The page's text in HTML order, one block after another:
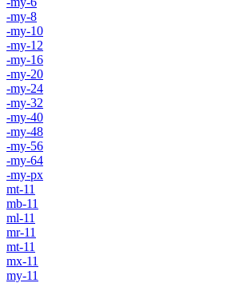
-my-8
-my-10
-my-12
-my-16
-my-20
-my-24
-my-32
-my-40
-my-48
-my-56
-my-64
-my-px
mt-11
mb-11
ml-11
mr-11
mt-11
mx-11
my-11